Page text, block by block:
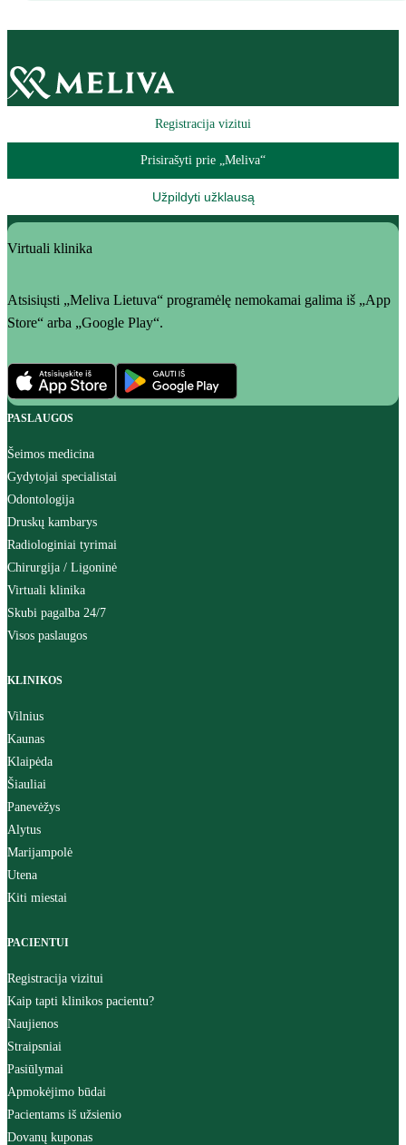
Registracija vizitui
Prisirašyti prie „Meliva“
Užpildyti užklausą
Virtuali klinika
Atsisiųsti „Meliva Lietuva“ programėlę nemokamai galima iš „App
Store“ arba „Google Play“.
PASLAUGOS
Šeimos medicina
Gydytojai specialistai
Odontologija
Druskų kambarys
Radiologiniai tyrimai
Chirurgija / Ligoninė
Virtuali klinika
Skubi pagalba 24/7
Visos paslaugos
KLINIKOS
Vilnius
Kaunas
Klaipėda
Šiauliai
Panevėžys
Alytus
Marijampolė
Utena
Kiti miestai
PACIENTUI
Registracija vizitui
Kaip tapti klinikos pacientu?
Naujienos
Straipsniai
Pasiūlymai
Apmokėjimo būdai
Pacientams iš užsienio
Dovanų kuponas